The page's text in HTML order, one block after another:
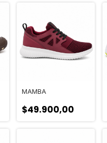
MAMBA
$49.900,00